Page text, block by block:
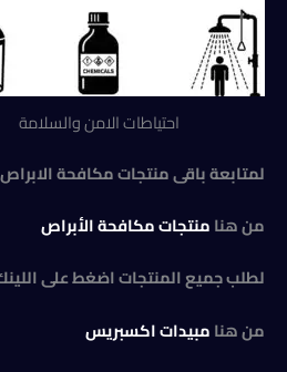
احتياطات الامن والسلامة
لمتابعة باقى منتجات مكافحة
من هنامنتجات مكافحة الأبراص
لطلب جميع المنتجات اضغط على
من هنامبيدات اكسبريس